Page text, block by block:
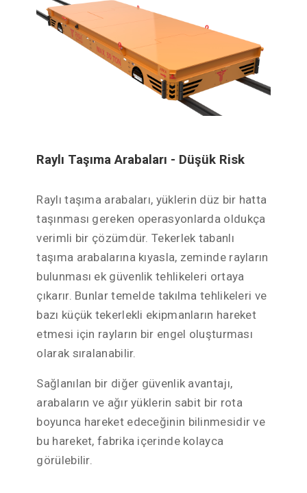
Raylı Taşıma Arabaları - Düşük Risk
Raylı taşıma arabaları, yüklerin düz bir hatta
taşınması gereken operasyonlarda oldukça
verimli bir çözümdür. Tekerlek tabanlı
taşıma arabalarına kıyasla, zeminde rayların
bulunması ek güvenlik tehlikeleri ortaya
çıkarır. Bunlar temelde takılma tehlikeleri ve
bazı küçük tekerlekli ekipmanların hareket
etmesi için rayların bir engel oluşturması
olarak sıralanabilir.
Sağlanılan bir diğer güvenlik avantajı,
arabaların ve ağır yüklerin sabit bir rota
boyunca hareket edeceğinin bilinmesidir ve
bu hareket, fabrika içerinde kolayca
görülebilir.